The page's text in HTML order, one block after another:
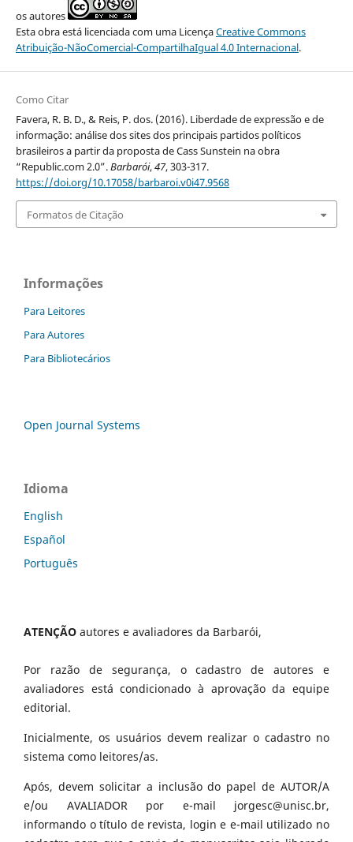
os autores
Esta obra está licenciada com uma LicençaCreative Commons
Atribuição-NãoComercial-CompartilhaIgual 4.0 Internacional.
Como Citar
Favera, R. B. D., & Reis, P. dos. (2016). Liberdade de expressão e de
informação: análise dos sites dos principais partidos políticos
brasileiros a partir da proposta de Cass Sunstein na obra
“Republic.com 2.0”.Barbarói,47, 303-317.
https://doi.org/10.17058/barbaroi.v0i47.9568
Formatos de Citação
Informações
Para Leitores
Para Autores
Para Bibliotecários
Open Journal Systems
Idioma
English
Español
Português
ATENÇÃO autores e avaliadores da Barbarói,
Por razão de segurança, o cadastro de autores e
avaliadores está condicionado à aprovação da equipe
editorial.
Inicialmente, os usuários devem realizar o cadastro no
sistema como leitores/as.
Após, devem solicitar a inclusão do papel de AUTOR/A
e/ou AVALIADOR por e-mail jorgesc@unisc.br,
informando o título de revista, login e e-mail utilizado no